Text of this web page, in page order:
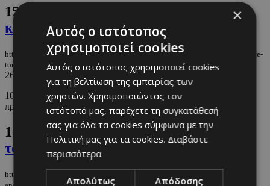
15.
κάνετε τον Μάιο
https://m.must.com.cy/gr/culture/travel/kopegxagi-10-pragmata-gia-na-kanete-
ton-maio
26/04/2024
TRAVEL
10 δραστηριότητες που πρέπει οπωσδήποτε να βάλετε στο
πρόγραμμά σας για το συγκεκριμένο ταξίδι
16.
People's Choice Awards: Η λίστα με
τους νικητές της βραδιάς
https://m.must.com.cy/gr/people/celebs/people-s-choice-awards-deite-
×
Αυτός ο ιστότοπος
χρησιμοποιεί cookies
Αυτός ο ιστότοπος χρησιμοποιεί cookies
για τη βελτίωση της εμπειρίας των
χρηστών. Χρησιμοποιώντας τον
ιστότοπό μας, παρέχετε τη συγκατάθεσή
σας για όλα τα cookies σύμφωνα με την
Πολιτική μας για τα cookies. Διαβάστε
περισσότερα
Απολύτως
Απόδοσης